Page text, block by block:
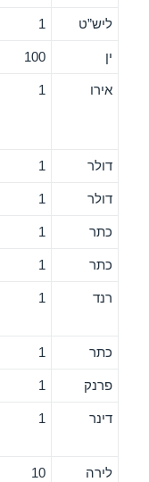
ליש”ט 1
ין 100
אירו 1
דולר 1
דולר 1
כתר 1
כתר 1
רנד 1
כתר 1
פרנק 1
דינר 1
לירה 10